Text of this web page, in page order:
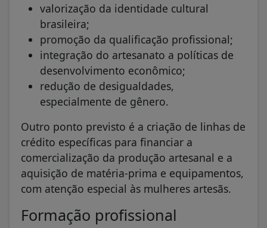
valorização da identidade cultural
brasileira;
promoção da qualificação profissional;
integração do artesanato a políticas de
desenvolvimento econômico;
redução de desigualdades,
especialmente de gênero.
Outro ponto previsto é a criação de linhas de
crédito específicas para financiar a
comercialização da produção artesanal e a
aquisição de matéria-prima e equipamentos,
com atenção especial às mulheres artesãs.
Formação profissional